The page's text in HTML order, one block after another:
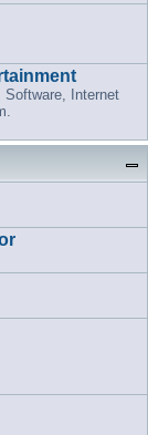
Software, Internet